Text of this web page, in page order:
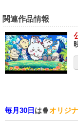
関連作品情報
毎月30日 は🍿オリジ